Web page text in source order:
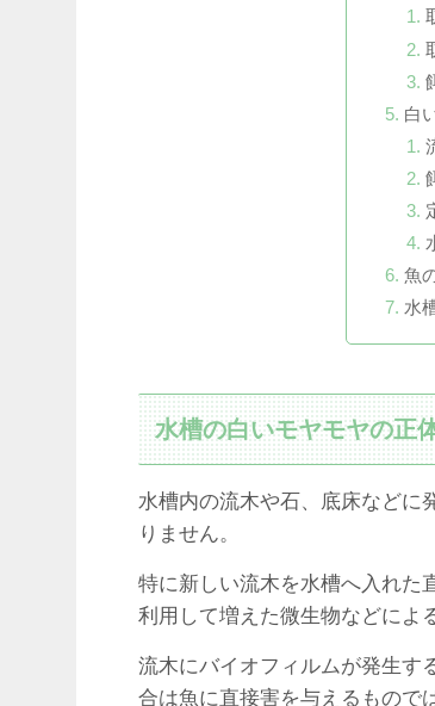
白
魚
水
水槽の白いモヤモヤの正
水槽内の流木や石、底床などに
りません。
特に新しい流木を水槽へ入れた
利用して増えた微生物などによ
流木にバイオフィルムが発生す
合は魚に直接害を与えるもので